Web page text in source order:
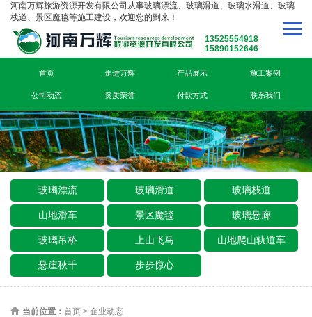
河南万辉旅游资源开发有限公司从事玻璃漂流、玻璃滑道、玻璃水滑道、玻璃
栈道、景区魔毯等施工建设，欢迎您的到来！
13525554918
15890152646
首页 走进万辉 产品展示 施工案例
公司动态 资质荣誉 付款方式 联系我们
玻璃漂流 玻璃滑道 玻璃栈道
山地滑车 景区魔毯 玻璃悬廊
玻璃吊桥 上山飞马 山地爬山轨道车
悬崖秋千 步步惊心
当前位置： 首页 > 企业动态